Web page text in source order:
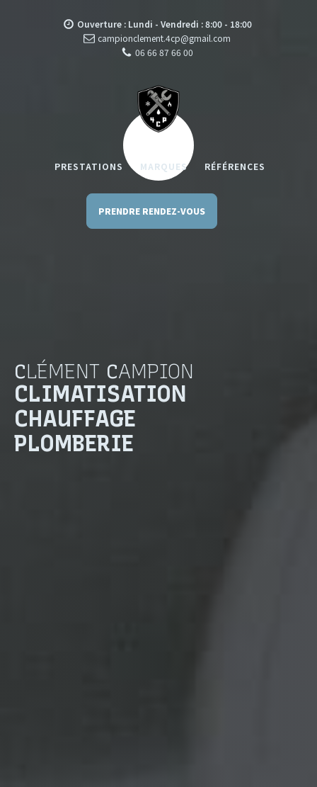
PRESTATIONS MARQUES RÉFÉRENCES
PRENDRE RENDEZ-VOUS
Ouverture : Lundi - Vendredi : 8:00 - 18:00
campionclement.4cp@gmail.com
06 66 87 66 00
CLÉMENT CAMPION
CLIMATISATION
CHAUFFAGE
PLOMBERIE